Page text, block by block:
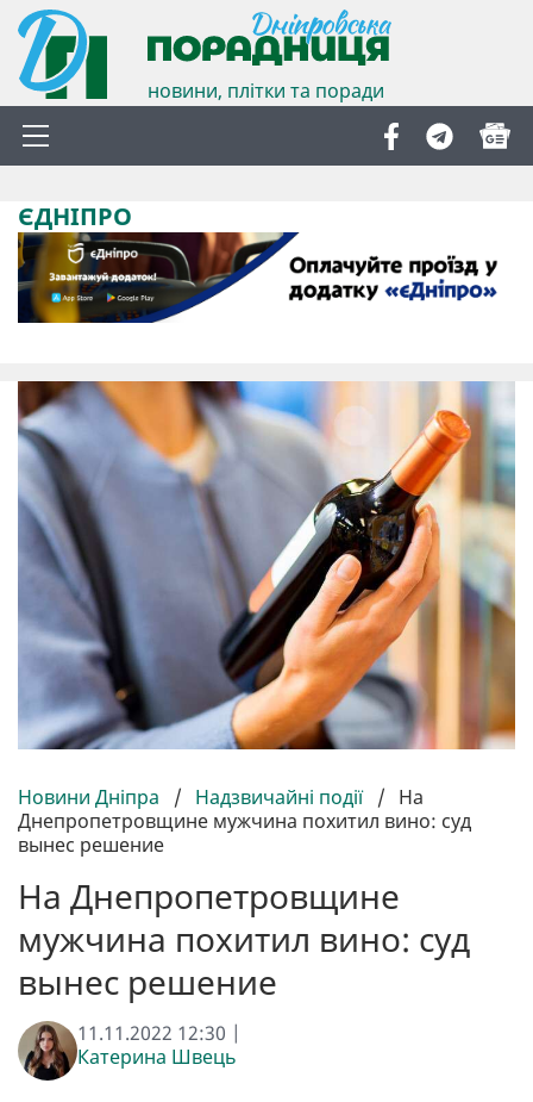
новини, плітки та поради
ЄДНІПРО
Новини Дніпра / Надзвичайні події / На
Днепропетровщине мужчина похитил вино: суд
вынес решение
На Днепропетровщине
мужчина похитил вино: суд
вынес решение
11.11.2022 12:30 |
Катерина Швець